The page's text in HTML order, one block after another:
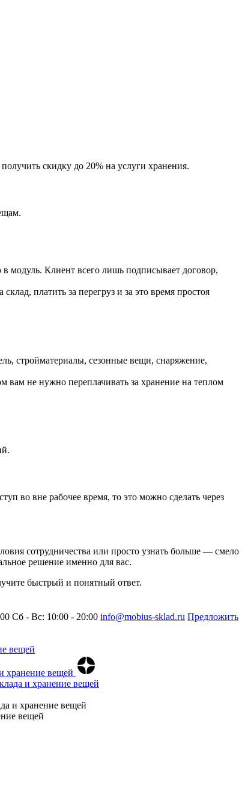
скидку до 20% на услуги хранения.
модуль. Клиент всего лишь подписывает договор,
платить за перегруз и за это время простоя
стройматериалы, сезонные вещи, снаряжение,
не нужно переплачивать за хранение на теплом
во вне рабочее время, то это можно сделать через
сотрудничества или просто узнать больше — смело
решение именно для вас.
быстрый и понятный ответ.
Сб - Вс: 10:00 - 20:00 info@mobius-sklad.ru Предложить